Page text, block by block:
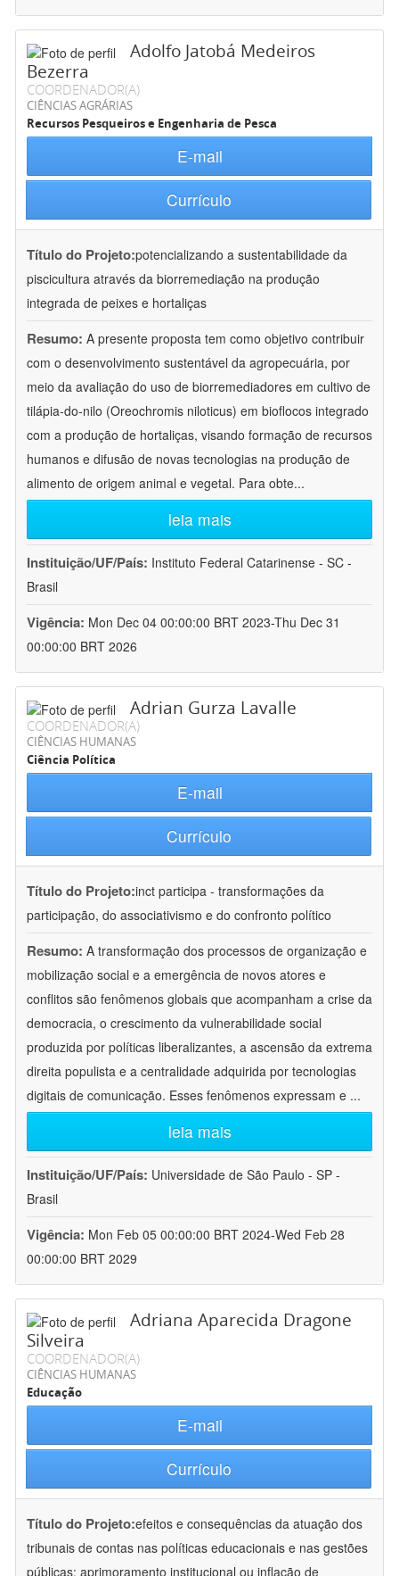
Adolfo Jatobá Medeiros
Bezerra
COORDENADOR(A)
CIÊNCIAS AGRÁRIAS
Recursos Pesqueiros e Engenharia de Pesca
E-mail
Currículo
Título do Projeto:potencializando a sustentabilidade da
piscicultura através da biorremediação na produção
integrada de peixes e hortaliças
Resumo: A presente proposta tem como objetivo contribuir
com o desenvolvimento sustentável da agropecuária, por
meio da avaliação do uso de biorremediadores em cultivo de
tilápia-do-nilo (Oreochromis niloticus) em bioflocos integrado
com a produção de hortaliças, visando formação de recursos
humanos e difusão de novas tecnologias na produção de
alimento de origem animal e vegetal. Para obte...
leia mais
Instituição/UF/País: Instituto Federal Catarinense - SC -
Brasil
Vigência: Mon Dec 04 00:00:00 BRT 2023-Thu Dec 31
00:00:00 BRT 2026
Adrian Gurza Lavalle
COORDENADOR(A)
CIÊNCIAS HUMANAS
Ciência Política
E-mail
Currículo
Título do Projeto:inct participa - transformações da
participação, do associativismo e do confronto político
Resumo: A transformação dos processos de organização e
mobilização social e a emergência de novos atores e
conflitos são fenômenos globais que acompanham a crise da
democracia, o crescimento da vulnerabilidade social
produzida por políticas liberalizantes, a ascensão da extrema
direita populista e a centralidade adquirida por tecnologias
digitais de comunicação. Esses fenômenos expressam e ...
leia mais
Instituição/UF/País: Universidade de São Paulo - SP -
Brasil
Vigência: Mon Feb 05 00:00:00 BRT 2024-Wed Feb 28
00:00:00 BRT 2029
Adriana Aparecida Dragone
Silveira
COORDENADOR(A)
CIÊNCIAS HUMANAS
Educação
E-mail
Currículo
Título do Projeto:efeitos e consequências da atuação dos
tribunais de contas nas políticas educacionais e nas gestões
públicas: aprimoramento institucional ou inflação de